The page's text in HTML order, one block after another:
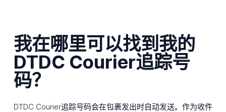
我在哪里可以找到我的
DTDC Courier追踪号
码？
DTDC Courier追踪号码会在包裹发出时自动发送。作为收件